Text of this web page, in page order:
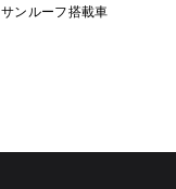
サンルーフ搭載車